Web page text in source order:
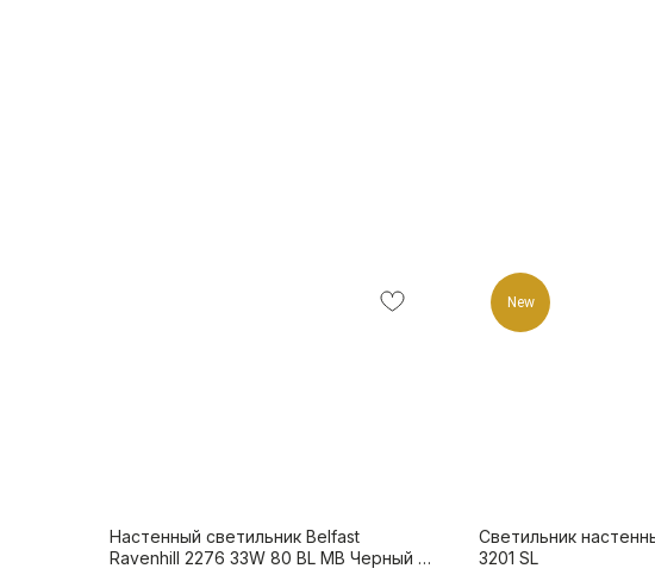
Настенный светильник Belfast
Ravenhill 2276 33W 80 BL MB Черный /
New
Светильник
3201 SL